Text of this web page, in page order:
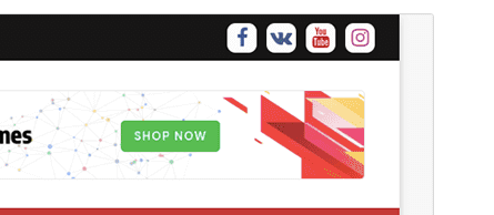
Dette er et undertema af Newspaperss.
Version
1.0.35